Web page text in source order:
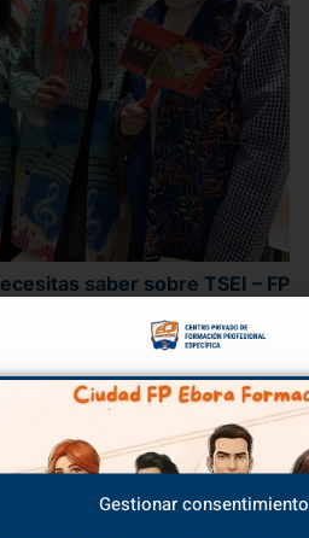
Gestionar consentimiento
saber sobre TSEI – FP
encargada de trabajar las
de los más pequeños, iniciando el